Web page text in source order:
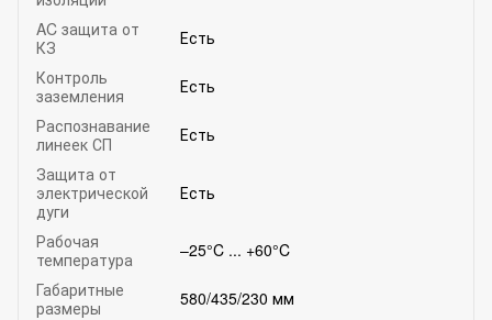
AC защита от
КЗ
Есть
Контроль
заземления
Есть
Распознавание
линеек СП
Есть
Защита от
электрической
дуги
Есть
Рабочая
температура
–25°C ... +60°C
Габаритные
размеры
580/435/230 мм